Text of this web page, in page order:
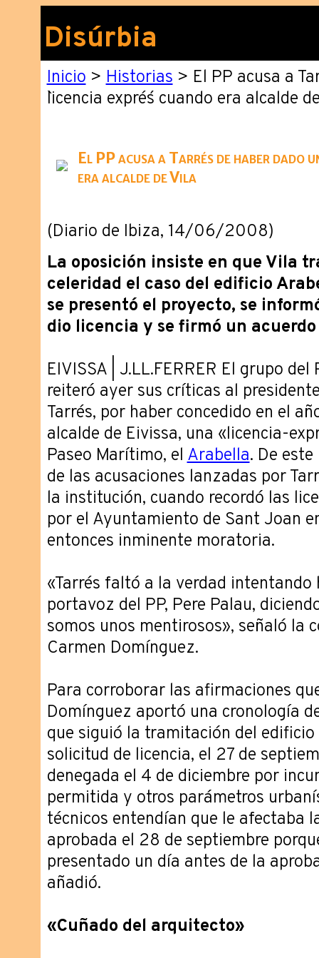
Disúrbia
Inicio>Historias> El PP acusa a
`licencia exprés´ cuando era alcalde
El PP acusa a Tarrés de haber dado
era alcalde de Vila
(Diario de Ibiza, 14/06/2008)
La oposición insiste en que Vila
celeridad el caso del edificio
se presentó el proyecto, se
dio licencia y se firmó un
EIVISSA | J.LL.FERRER El grupo
reiteró ayer sus críticas al
Tarrés, por haber concedido en el
alcalde de Eivissa, una «licencia-
Paseo Marítimo, elArabella. De
de las acusaciones lanzadas por
la institución, cuando recordó las
por el Ayuntamiento de Sant Joan
entonces inminente moratoria.
«Tarrés faltó a la verdad intentando
portavoz del PP, Pere Palau,
somos unos mentirosos», señaló la
Carmen Domínguez.
Para corroborar las afirmaciones
Domínguez aportó una cronología
que siguió la tramitación del
solicitud de licencia, el 27 de
denegada el 4 de diciembre por
permitida y otros parámetros
técnicos entendían que le afectaba
aprobada el 28 de septiembre
presentado un día antes de la
añadió.
«Cuñado del arquitecto»